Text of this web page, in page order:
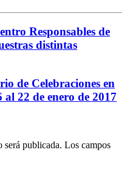
Responsables de
distintas
de Celebraciones en
22 de enero de 2017
será publicada. Los campos